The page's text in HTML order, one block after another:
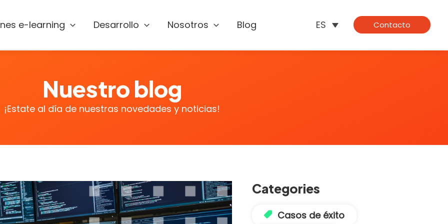
e-learning Desarrollo Nosotros Blog ES Contacto
Nuestro blog
¡Estate al día de nuestras novedades y noticias!
Categories
Casos de éxito